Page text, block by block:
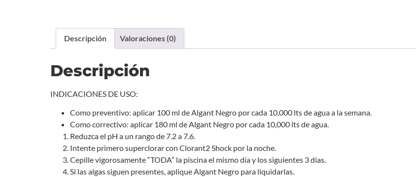
Descripción Valoraciones (0)
Descripción
INDICACIONES DE USO:
Como preventivo: aplicar 100 ml de Algant Negro por cada 10,000 lts de agua a la semana.
Como correctivo: aplicar 180 ml de Algant Negro por cada 10,000 lts de agua.
Reduzca el pH a un rango de 7.2 a 7.6.
Intente primero superclorar con Clorant2 Shock por la noche.
Cepille vigorosamente “TODA” la piscina el mismo día y los siguientes 3 días.
Si las algas siguen presentes, aplique Algant Negro para liquidarlas.